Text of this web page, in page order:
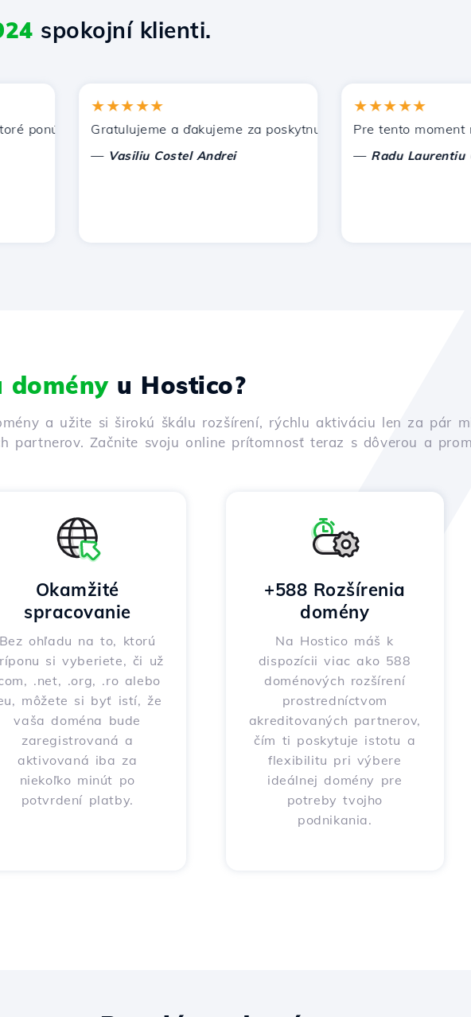
spokojní klienti.
Hostico. Odporučil som vás iným známym.
★★★★★
Gratulujeme a ďakujeme za poskytnutú podporu!
Vasiliu Costel Andrei
★★★★★
Pre tento moment
Radu Laurentiu
doményu Hostico?
a užite si širokú škálu rozšírení, rýchlu aktiváciu len za pár
partnerov. Začnite svoju online prítomnosť teraz s dôverou a
Okamžité
spracovanie
Bez ohľadu na to, ktorú
si vyberiete, či už
.net, .org, .ro alebo
môžete si byť istí, že
vaša doména bude
zaregistrovaná a
aktivovaná iba za
niekoľko minút po
potvrdení platby.
+588 Rozšírenia
domény
Na Hostico máš k
dispozícii viac ako 588
doménových rozšírení
prostredníctvom
akreditovaných partnerov,
čím ti poskytuje istotu a
flexibilitu pri výbere
ideálnej domény pre
potreby tvojho
podnikania.